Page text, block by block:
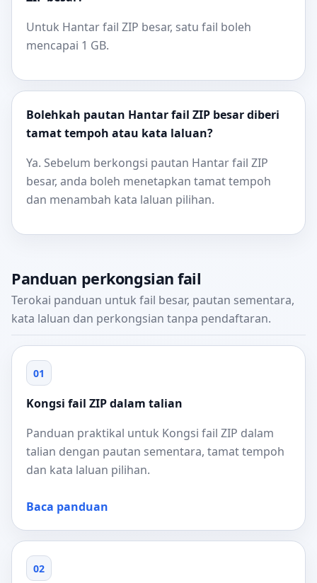
Untuk Hantar fail ZIP besar, satu fail boleh
mencapai 1 GB.
Bolehkah pautan Hantar fail ZIP besar diberi
tamat tempoh atau kata laluan?
Ya. Sebelum berkongsi pautan Hantar fail ZIP
besar, anda boleh menetapkan tamat tempoh
dan menambah kata laluan pilihan.
Panduan perkongsian fail
Terokai panduan untuk fail besar, pautan sementara,
kata laluan dan perkongsian tanpa pendaftaran.
01
Kongsi fail ZIP dalam talian
Panduan praktikal untuk Kongsi fail ZIP dalam
talian dengan pautan sementara, tamat tempoh
dan kata laluan pilihan.
Baca panduan
02